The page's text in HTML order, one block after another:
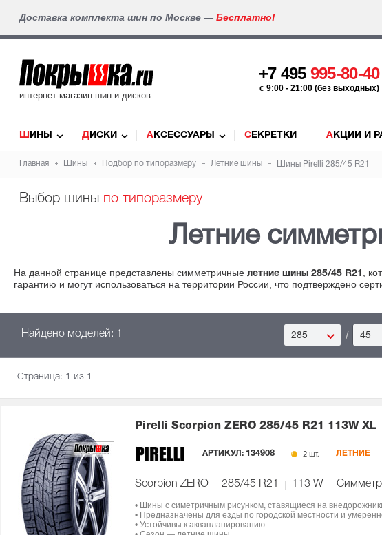
Доставка комплекта шин по Москве — Бесплатно!
интернет-магазин шин и дисков
+7 495 995-80-40
c 9:00 - 21:00 (без выходных)
ШИНЫ ДИСКИ АКСЕССУАРЫ СЕКРЕТКИ АКЦИИ И
Главная Шины Подбор по типоразмеру Летние шины Шины Pirelli 285/45 R21
Выбор шины по типоразмеру
Летние
На данной странице представлены симметричные летние шины 285/45 R21 ,
гарантию и могут использоваться на территории России, что подтверждено
Найдено моделей: 1 285 / 45
Страница: 1 из 1
Pirelli Scorpion ZERO 285/45 R21 113W XL
АРТИКУЛ: 134908 2 шт. ЛЕТНИЕ
Scorpion ZERO 285/45 R21 113 W
• Шины с симетричным рисунком, ставящиеся на
• Предназначены для езды по городской местности и
• Устойчивы к аквапланированию.